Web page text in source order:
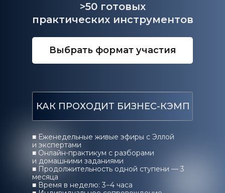
>50 готовых
практических инструментов
Выбрать формат участия
КАК ПРОХОДИТ БИЗНЕС-КЭМП
■ Еженедельные живые эфиры с Эллой
и экспертами
■ Онлайн-практикум с разборами
и домашними заданиями
■ Продолжительность одной ступени — 3
месяца
■ Время в неделю: 3−4 часа